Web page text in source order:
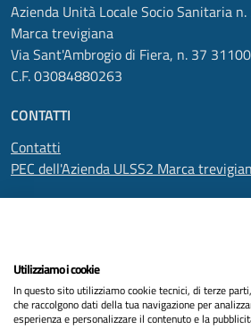
Azienda Unità Locale Socio Sanitaria n.
Marca trevigiana
Via Sant'Ambrogio di Fiera, n. 37
C.F. 03084880263
CONTATTI
Contatti
PEC dell'Azienda ULSS2 Marca
Informativa privacy
Utilizziamo i cookie
In questo sito utilizziamo cookie tecnici, di terze
che raccolgono dati della tua navigazione per
esperienza e personalizzare il contenuto e la